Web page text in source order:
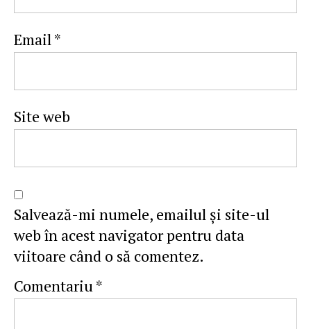
Email*
Site web
Salvează-mi numele, emailul și site-ul
web în acest navigator pentru data
viitoare când o să comentez.
Comentariu*